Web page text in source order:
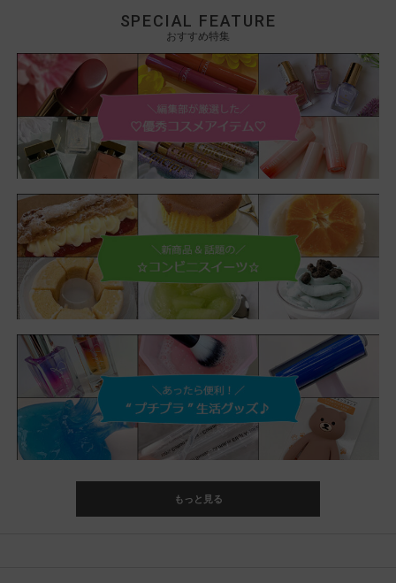
SPECIAL FEATURE
おすすめ特集
もっと見る